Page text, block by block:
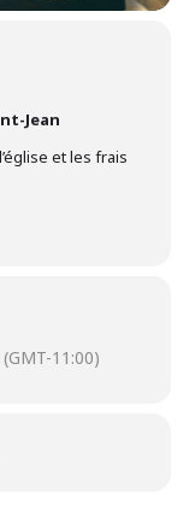
Jean
et les frais
(GMT-11:00)